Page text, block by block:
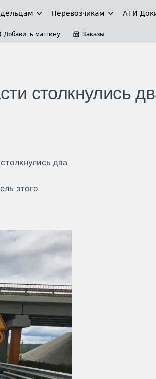
Перевозчикам АТИ-
Добавить машину Заказы
столкнулись
два
этого